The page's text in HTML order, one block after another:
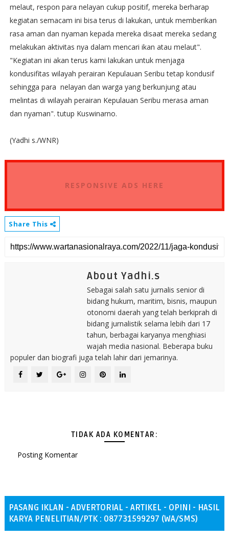
melaut, respon para nelayan cukup positif, mereka berharap
kegiatan semacam ini bisa terus di lakukan, untuk memberikan
rasa aman dan nyaman kepada mereka disaat mereka sedang
melakukan aktivitas nya dalam mencari ikan atau melaut".
"Kegiatan ini akan terus kami lakukan untuk menjaga
kondusifitas wilayah perairan Kepulauan Seribu tetap kondusif
sehingga para nelayan dan warga yang berkunjung atau
melintas di wilayah perairan Kepulauan Seribu merasa aman
dan nyaman". tutup Kuswinarno.
(Yadhi s./WNR)
RESPONSIVE ADS HERE
Share This
About Yadhi.s
Sebagai salah satu jurnalis senior di
bidang hukum, maritim, bisnis, maupun
otonomi daerah yang telah berkiprah di
bidang jurnalistik selama lebih dari 17
tahun, berbagai karyanya menghiasi
wajah media nasional. Beberapa buku
populer dan biografi juga telah lahir dari jemarinya.
TIDAK ADA KOMENTAR:
Posting Komentar
PASANG IKLAN - ADVERTORIAL - ARTIKEL - OPINI - HASIL
KARYA PENELITIAN/PTK : 087731599297 (WA/SMS)